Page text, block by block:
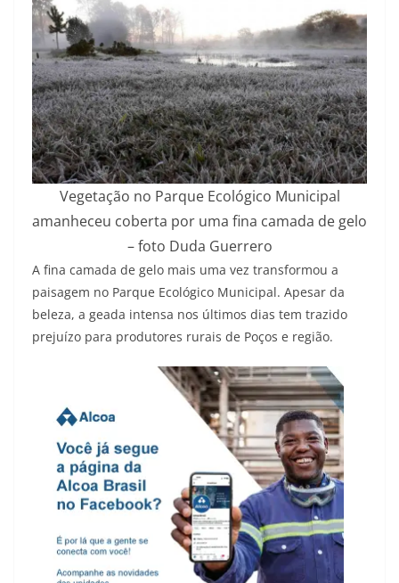
Vegetação no Parque Ecológico Municipal
amanheceu coberta por uma fina camada de gelo
– foto Duda Guerrero
A fina camada de gelo mais uma vez transformou a
paisagem no Parque Ecológico Municipal. Apesar da
beleza, a geada intensa nos últimos dias tem trazido
prejuízo para produtores rurais de Poços e região.